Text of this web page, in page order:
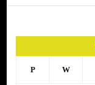
P W